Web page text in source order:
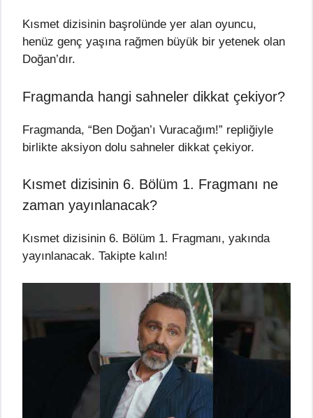
Kısmet dizisinin başrolünde yer alan oyuncu,
henüz genç yaşına rağmen büyük bir yetenek olan
Doğan’dır.
Fragmanda hangi sahneler dikkat çekiyor?
Fragmanda, “Ben Doğan’ı Vuracağım!” repliğiyle
birlikte aksiyon dolu sahneler dikkat çekiyor.
Kısmet dizisinin 6. Bölüm 1. Fragmanı ne
zaman yayınlanacak?
Kısmet dizisinin 6. Bölüm 1. Fragmanı, yakında
yayınlanacak. Takipte kalın!